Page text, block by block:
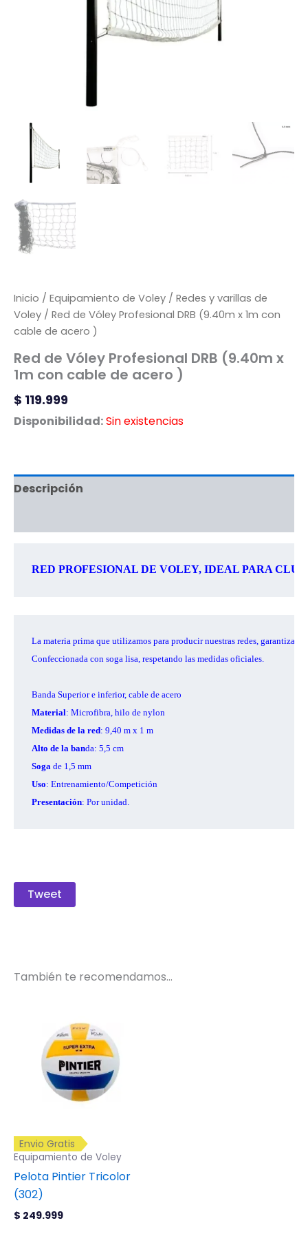
Inicio / Equipamiento de Voley / Redes y varillas de
Voley / Red de Vóley Profesional DRB (9.40m x 1m con
cable de acero )
Red de Vóley Profesional DRB (9.40m x
1m con cable de acero )
$ 119.999
Disponibilidad:Sin existencias
Descripción
RED PROFESIONAL DE VOLEY, IDEAL PARA
La materia prima que utilizamos para producir nuestras redes, garantiza
Confeccionada con soga lisa, respetando las medidas oficiales.
Material
Medidas de la red
Alto de la ban
Soga
Uso
Presentación
: Por unidad.
Tweet
También te recomendamos…
Envio Gratis
Equipamiento de Voley
Pelota Pintier Tricolor
(302)
$ 249.999